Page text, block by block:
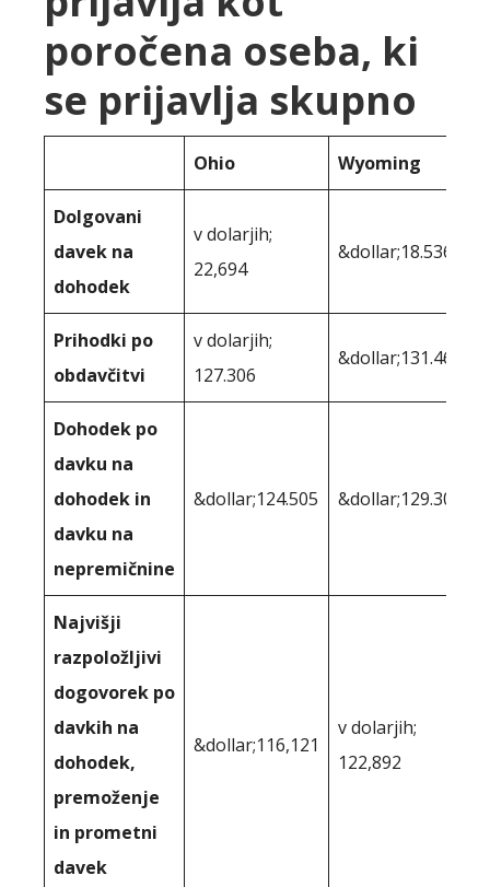
poročena oseba, ki
se prijavlja skupno
Ohio Wyoming
Dolgovani
davek na
dohodek
v dolarjih;
22,694
&dollar;18.536
Prihodki po
obdavčitvi
v dolarjih;
127.306
&dollar;131.464
Dohodek po
davku na
dohodek in
davku na
nepremičnine
&dollar;124.505 &dollar;129.307
Najvišji
razpoložljivi
dogovorek po
davkih na
dohodek,
premoženje
in prometni
davek
&dollar;116,121
v dolarjih;
122,892